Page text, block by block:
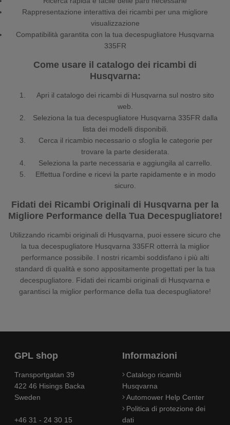
Rappresentazione interattiva dei ricambi per una migliore
visualizzazione
Compatibilità garantita con la tua decespugliatore Husqvarna
335FR
Come usare il catalogo dei ricambi di
Husqvarna:
Apri il catalogo dei ricambi di Husqvarna sul nostro sito
web.
Seleziona la tua decespugliatore Husqvarna 335FR dalla
lista dei modelli disponibili.
Cerca il ricambio necessario o sfoglia le categorie per
trovare la parte desiderata.
Seleziona la parte necessaria e aggiungila al carrello.
Effettua l'ordine e ricevi la parte rapidamente e in modo
sicuro.
Fidati dei Ricambi Originali di Husqvarna per la
Migliore Performance della Tua Decespugliatore!
Utilizzando ricambi originali di Husqvarna, puoi essere sicuro che
la tua decespugliatore Husqvarna 335FR otterrà la miglior
performance possibile. I nostri ricambi soddisfano i più alti
standard di qualità e sono appositamente progettati per la tua
decespugliatore. Fidati dei ricambi originali di Husqvarna e
garantisci la miglior performance della tua decespugliatore!
GPL shop
Transportgatan 39
422 46 Hisings Backa
Sweden
+46 31 - 24 30 15
Informazioni
Catalogo ricambi
Husqvarna
Automower Help Center
Politica di protezione dei
dati